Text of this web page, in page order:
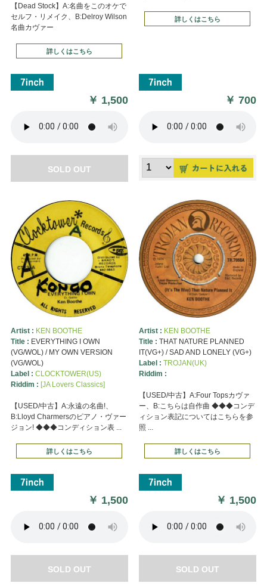
【Dead Stock】A:名曲をこのオケで
セルフ・リメイク、B:Delroy Wilson
名曲カヴァー
詳しくはこちら
￥ 1,500
SOLD OUT
詳しくはこちら
￥700
Artist : KEN BOOTHE
Title : EVERYTHING I OWN
(VG/WOL) / MY OWN VERSION
(VG/WOL)
Label : CLOCKTOWER(US)
Riddim : [JA Lovers Classics]
【USED/中古】A:永遠の名曲!、
B:Lloyd Charmersのピアノ・ヴァー
ジョン! ◆◆◆コンディション表 ...
詳しくはこちら
￥ 1,500
SOLD OUT
Artist : KEN BOOTHE
Title : THAT NATURE PLANNED
IT(VG+) / SAD AND LONELY (VG+)
Label : TROJAN(UK)
Riddim :
【USED/中古】A:Four Topsカヴァ
ー、B:こちらは自作曲 ◆◆◆コンデ
ィション表記についてはこちらを参
照 ...
詳しくはこちら
￥ 1,500
SOLD OUT